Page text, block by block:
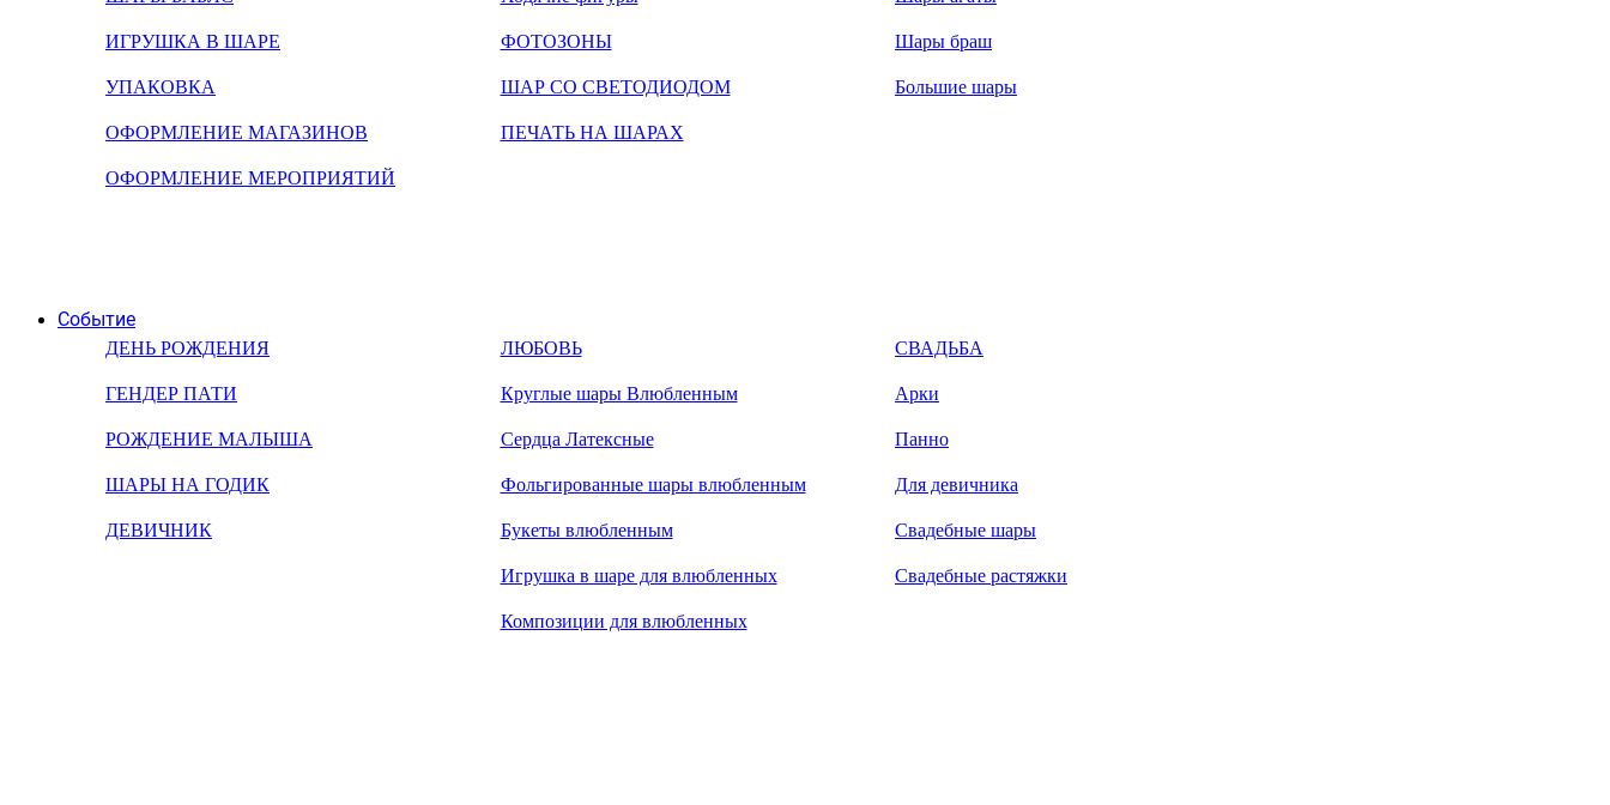
ИГРУШКА В ШАРЕ
УПАКОВКА
ОФОРМЛЕНИЕ МАГАЗИНОВ
ОФОРМЛЕНИЕ МЕРОПРИЯТИЙ
ФОТОЗОНЫ
ШАР СО СВЕТОДИОДОМ
ПЕЧАТЬ НА ШАРАХ
Шары браш
Большие шары
Событие
ДЕНЬ РОЖДЕНИЯ
ГЕНДЕР ПАТИ
РОЖДЕНИЕ МАЛЫША
ШАРЫ НА ГОДИК
ДЕВИЧНИК
ЛЮБОВЬ
Круглые шары Влюбленным
Сердца Латексные
Фольгированные шары влюбленным
Букеты влюбленным
Игрушка в шаре для влюбленных
Композиции для влюбленных
СВАДЬБА
Арки
Панно
Для девичника
Свадебные шары
Свадебные растяжки